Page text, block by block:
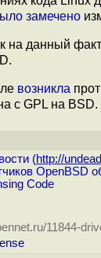
замечено
на данный
возникла
с GPL на BSD.
(http://
OpenBSD
Code
11844-